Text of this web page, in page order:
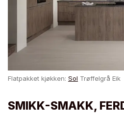
Flatpakket kjøkken: Sol Trøffelgrå Eik
SMIKK-SMAKK,